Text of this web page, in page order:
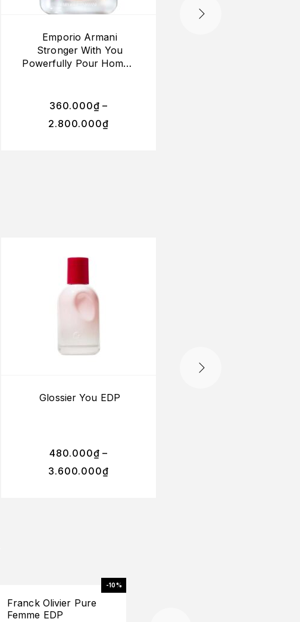
Emporio Armani
Stronger With You
Powerfully Pour Homme
360.000₫ –
2.800.000₫
Glossier You EDP
480.000₫ –
3.600.000₫
-10%
Franck Olivier Pure
Femme EDP